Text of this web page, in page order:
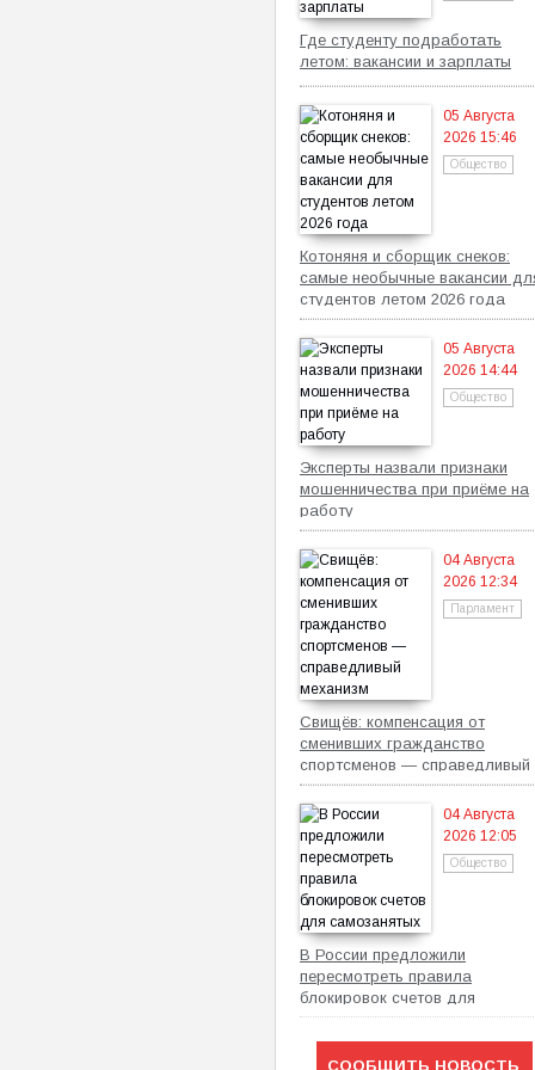
Где студенту подработать
летом: вакансии и зарплаты
05 Августа
2026 15:46
Общество
Котоняня и сборщик снеков:
самые необычные вакансии
студентов летом 2026 года
05 Августа
2026 14:44
Общество
Эксперты назвали признаки
мошенничества при приёме на
работу
04 Августа
2026 12:34
Парламент
Свищёв: компенсация от
сменивших гражданство
спортсменов — справедливый
механизм
04 Августа
2026 12:05
Общество
В России предложили
пересмотреть правила
блокировок счетов для
самозанятых
СООБЩИТЬ НОВОСТЬ